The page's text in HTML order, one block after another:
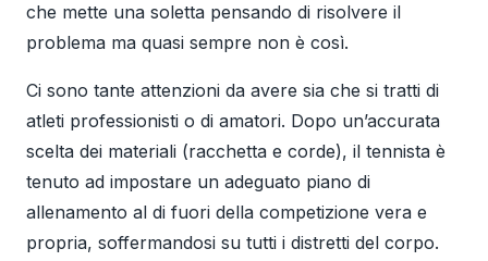
che mette una soletta pensando di risolvere il
problema ma quasi sempre non è così.
Ci sono tante attenzioni da avere sia che si tratti di
atleti professionisti o di amatori. Dopo un’accurata
scelta dei materiali (racchetta e corde), il tennista è
tenuto ad impostare un adeguato piano di
allenamento al di fuori della competizione vera e
propria, soffermandosi su tutti i distretti del corpo.